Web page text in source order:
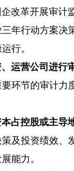
企改革开展审计
年行动方案决
行。
运营公司进行
环节的审计
占控股或主导
及投资绩效
能力。